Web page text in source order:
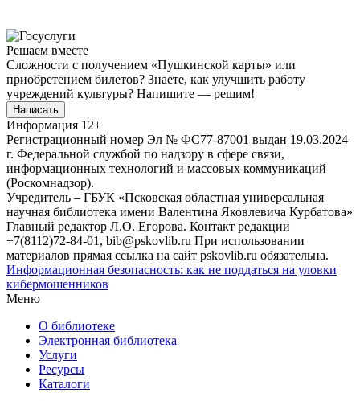
Решаем вместе
Сложности с получением «Пушкинской карты» или
приобретением билетов? Знаете, как улучшить работу
учреждений культуры? Напишите — решим!
Написать
Информация 12+
Регистрационный номер Эл № ФС77-87001 выдан 19.03.2024
г. Федеральной службой по надзору в сфере связи,
информационных технологий и массовых коммуникаций
(Роскомнадзор).
Учредитель – ГБУК «Псковская областная универсальная
научная библиотека имени Валентина Яковлевича Курбатова»
Главный редактор Л.О. Егорова. Контакт редакции
+7(8112)72-84-01, bib@pskovlib.ru При использовании
материалов прямая ссылка на сайт pskovlib.ru обязательна.
Информационная безопасность: как не поддаться на уловки
кибермошенников
Меню
О библиотеке
Электронная библиотека
Услуги
Ресурсы
Каталоги